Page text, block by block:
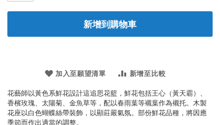
新增到購物車
加入至願望清單 新增至比較
花藝師以黃色系鮮花設計這追思花籃，鮮花包括王心（黃天霸）、
香檳玫瑰、太陽菊、金魚草等，配以春雨葉等襯葉作為襯托。木製
花座以白色蝴蝶絲帶裝飾，以顯莊嚴氣氛。部份鮮花品種，將因應
季節而作出適當的調整。